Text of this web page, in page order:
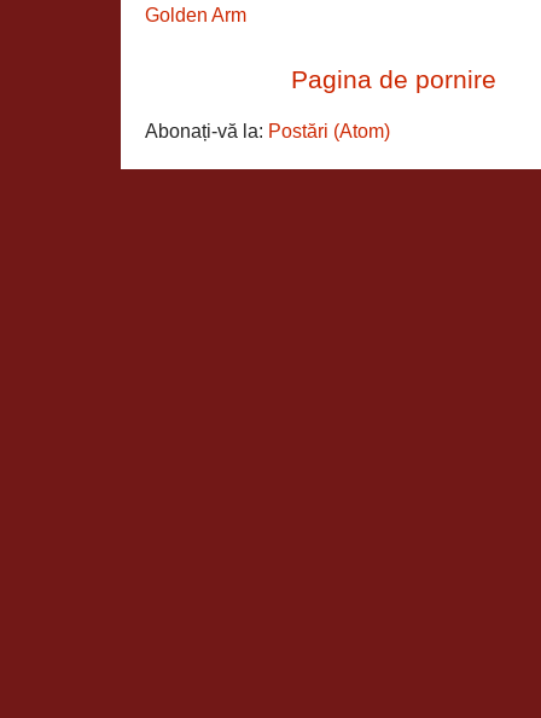
Golden Arm
Pagina de pornire
Abonați-vă la: Postări (Atom)